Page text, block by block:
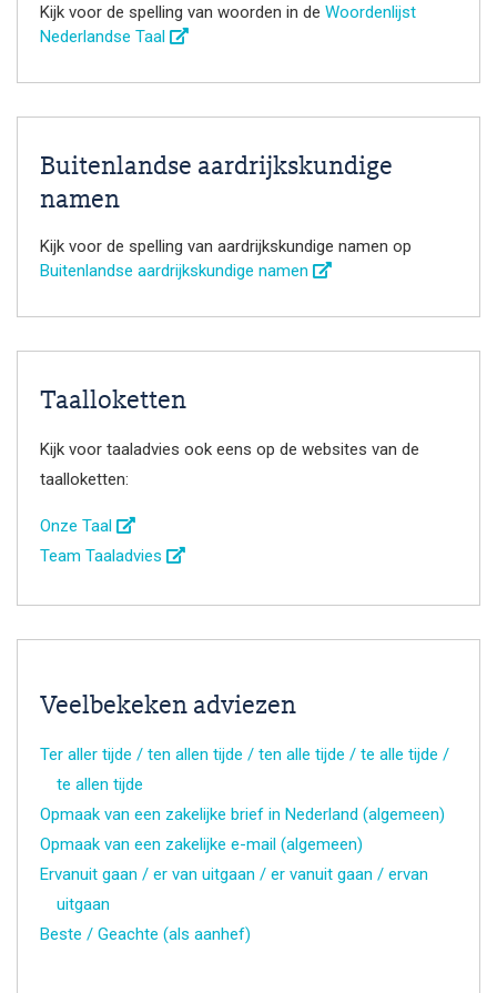
Kijk voor de spelling van woorden in de Woordenlijst
Nederlandse Taal
Buitenlandse aardrijkskundige
namen
Kijk voor de spelling van aardrijkskundige namen op
Buitenlandse aardrijkskundige namen
Taalloketten
Kijk voor taaladvies ook eens op de websites van de
taalloketten:
Onze Taal
Team Taaladvies
Veelbekeken adviezen
Ter aller tijde / ten allen tijde / ten alle tijde / te alle tijde /
te allen tijde
Opmaak van een zakelijke brief in Nederland (algemeen)
Opmaak van een zakelijke e-mail (algemeen)
Ervanuit gaan / er van uitgaan / er vanuit gaan / ervan
uitgaan
Beste / Geachte (als aanhef)